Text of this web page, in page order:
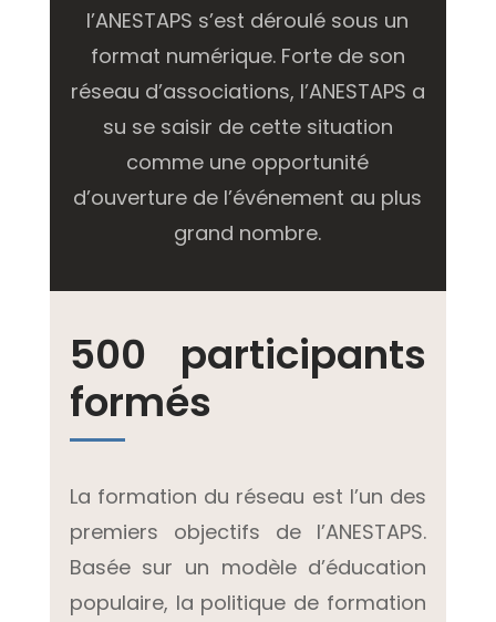
l’ANESTAPS s’est déroulé sous un
format numérique. Forte de son
réseau d’associations, l’ANESTAPS a
su se saisir de cette situation
comme une opportunité
d’ouverture de l’événement au plus
grand nombre.
500 participants
formés
La formation du réseau est l’un des
premiers objectifs de l’ANESTAPS.
Basée sur un modèle d’éducation
populaire, la politique de formation